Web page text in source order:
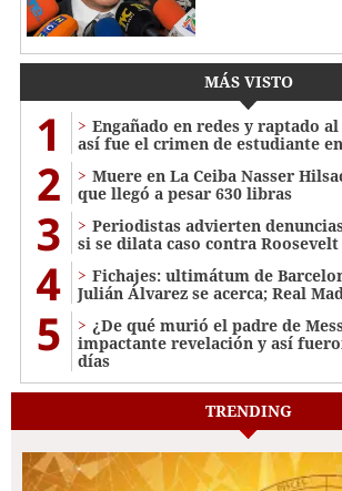
MÁS VISTO
1
Engañado en redes y raptado
así fue el crimen de estudiante
2
Muere en La Ceiba Nasser
que llegó a pesar 630 libras
3
Periodistas advierten
si se dilata caso contra
4
Fichajes: ultimátum de
Julián Álvarez se acerca; Real
5
¿De qué murió el padre de
impactante revelación y así
días
TRENDING